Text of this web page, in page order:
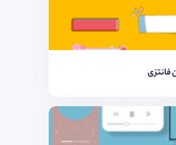
فانتزی